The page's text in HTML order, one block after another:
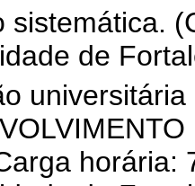
sistemática.
de
horária: